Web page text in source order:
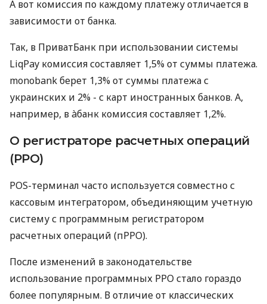
А вот комиссия по каждому платежу отличается в
зависимости от банка.
Так, в ПриватБанк при использовании системы
LiqPay комиссия составляет 1,5% от суммы платежа.
monobank берет 1,3% от суммы платежа с
украинских и 2% - с карт иностранных банков. А,
например, в àбанк комиссия составляет 1,2%.
О регистраторе расчетных операций
(РРО)
POS-терминал часто используется совместно с
кассовым интегратором, объединяющим учетную
систему с программным регистратором
расчетных операций (пРРО).
После изменений в законодательстве
использование программных РРО стало гораздо
более популярным. В отличие от классических